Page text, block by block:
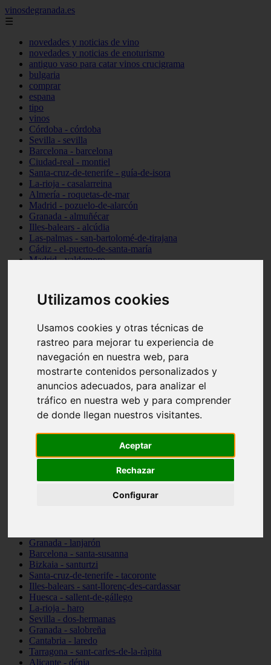
Utilizamos cookies
Usamos cookies y otras técnicas de
rastreo para mejorar tu experiencia de
navegación en nuestra web, para
mostrarte contenidos personalizados y
anuncios adecuados, para analizar el
tráfico en nuestra web y para comprender
de donde llegan nuestros visitantes.
Aceptar
Rechazar
Configurar
vinosdegranada.es
☰
novedades y noticias de vino
novedades y noticias de enoturismo
antiguo vaso para catar vinos crucigrama
bulgaria
comprar
espana
tipo
vinos
Córdoba - córdoba
Sevilla - sevilla
Barcelona - barcelona
Ciudad-real - montiel
Santa-cruz-de-tenerife - guía-de-isora
La-rioja - casalarreina
Almería - roquetas-de-mar
Madrid - pozuelo-de-alarcón
Granada - almuñécar
Illes-balears - alcúdia
Las-palmas - san-bartolomé-de-tirajana
Cádiz - el-puerto-de-santa-maría
Madrid - valdemoro
Cantabria - suances
Sevilla - bormujos
Málaga - júzcar
Huesca - alquézar
Huesca - castejón-de-sos
Lleida - alt-àneu
Córdoba - almedinilla
Navarra - zangoza
Cantabria - arenas-de-iguña
Barcelona - la-pobla-de-lillet
Murcia - cartagena
Madrid - nuevo-baztán
Granada - lanjarón
Barcelona - santa-susanna
Bizkaia - santurtzi
Santa-cruz-de-tenerife - tacoronte
Illes-balears - sant-llorenç-des-cardassar
Huesca - sallent-de-gállego
La-rioja - haro
Sevilla - dos-hermanas
Granada - salobreña
Cantabria - laredo
Tarragona - sant-carles-de-la-ràpita
Alicante - dénia